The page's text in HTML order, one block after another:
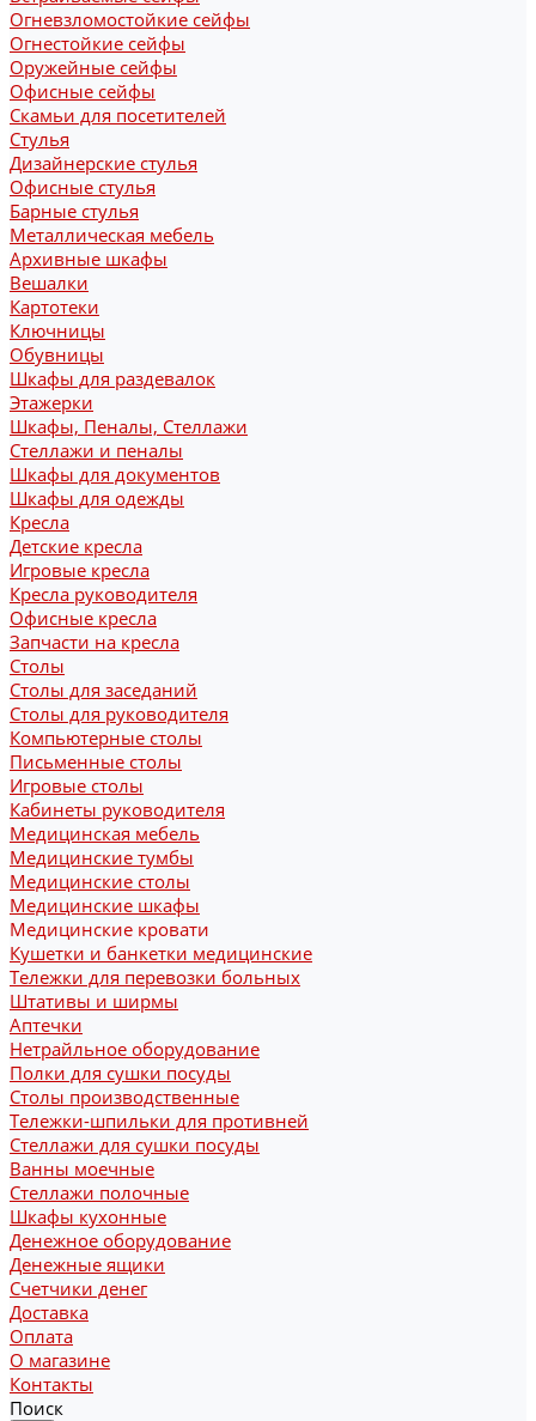
Огневзломостойкие сейфы
Огнестойкие сейфы
Оружейные сейфы
Офисные сейфы
Скамьи для посетителей
Стулья
Дизайнерские стулья
Офисные стулья
Барные стулья
Металлическая мебель
Архивные шкафы
Вешалки
Картотеки
Ключницы
Обувницы
Шкафы для раздевалок
Этажерки
Шкафы, Пеналы, Стеллажи
Стеллажи и пеналы
Шкафы для документов
Шкафы для одежды
Кресла
Детские кресла
Игровые кресла
Кресла руководителя
Офисные кресла
Запчасти на кресла
Столы
Столы для заседаний
Столы для руководителя
Компьютерные столы
Письменные столы
Игровые столы
Кабинеты руководителя
Медицинская мебель
Медицинские тумбы
Медицинские столы
Медицинские шкафы
Медицинские кровати
Кушетки и банкетки медицинские
Тележки для перевозки больных
Штативы и ширмы
Аптечки
Нетрайльное оборудование
Полки для сушки посуды
Столы производственные
Тележки-шпильки для противней
Стеллажи для сушки посуды
Ванны моечные
Стеллажи полочные
Шкафы кухонные
Денежное оборудование
Денежные ящики
Счетчики денег
Доставка
Оплата
О магазине
Контакты
Поиск